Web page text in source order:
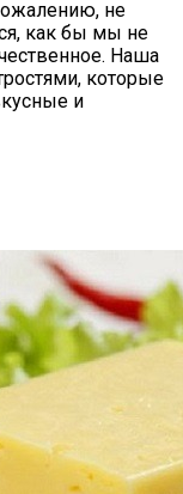
не
как бы мы не
Наша
которые
и